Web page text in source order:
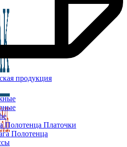
продукция
Полотенца Платочки
Полотенца